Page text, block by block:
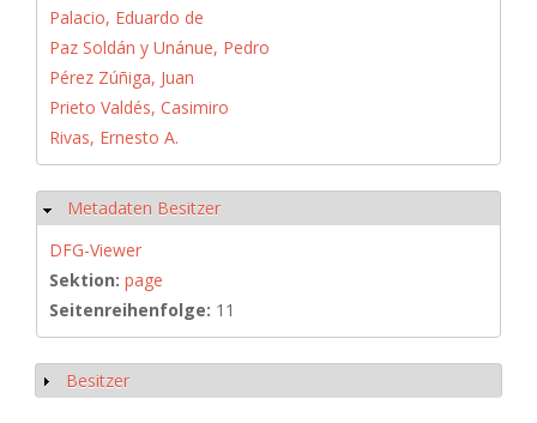
Palacio, Eduardo de
Paz Soldán y Unánue, Pedro
Pérez Zúñiga, Juan
Prieto Valdés, Casimiro
Rivas, Ernesto A.
Ausblenden
Metadaten Besitzer
DFG-Viewer
Sektion: page
Seitenreihenfolge: 11
Anzeigen
Besitzer